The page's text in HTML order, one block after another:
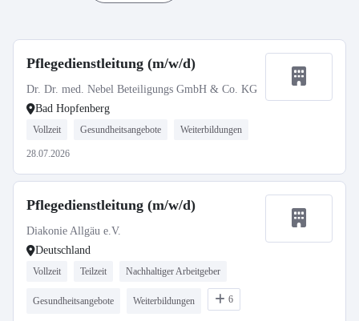
Pflegedienstleitung (m/w/d)
Dr. Dr. med. Nebel Beteiligungs GmbH & Co. KG
Bad Hopfenberg
Vollzeit Gesundheitsangebote Weiterbildungen
28.07.2026
Pflegedienstleitung (m/w/d)
Diakonie Allgäu e.V.
Deutschland
Vollzeit Teilzeit Nachhaltiger Arbeitgeber
Gesundheitsangebote Weiterbildungen 6